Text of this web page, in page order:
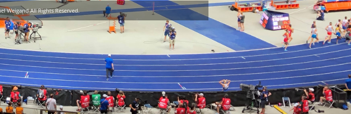
Weigand All Rights Reserved.